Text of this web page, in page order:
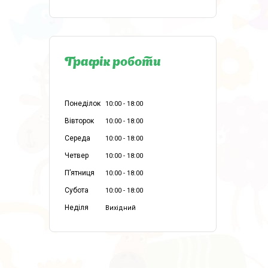
Графік роботи
Понеділок 10:00 18:00
Вівторок 10:00 18:00
Середа 10:00 18:00
Четвер 10:00 18:00
Пʼятниця 10:00 18:00
Субота 10:00 18:00
Неділя Вихідний